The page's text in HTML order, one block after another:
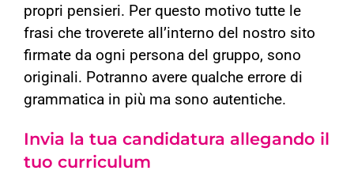
propri pensieri. Per questo motivo tutte le
frasi che troverete all’interno del nostro sito
firmate da ogni persona del gruppo, sono
originali. Potranno avere qualche errore di
grammatica in più ma sono autentiche.
Invia la tua candidatura allegando il
tuo curriculum